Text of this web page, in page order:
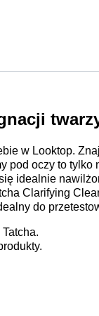
w Looktop.
pod oczy to
idealnie
Clarifying
do